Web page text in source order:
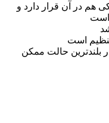
هم در آن قرار دارد و
است
است
حالت ممکن